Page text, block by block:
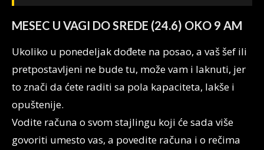
MESEC U VAGI DO SREDE (24.6) OKO 9 AM
Ukoliko u ponedeljak dođete na posao, a vaš šef ili
pretpostavljeni ne bude tu, može vam i laknuti, jer
to znači da ćete raditi sa pola kapaciteta, lakše i
opuštenije.
Vodite računa o svom stajlingu koji će sada više
govoriti umesto vas, a povedite računa i o rečima